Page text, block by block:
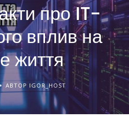
про IT-
вплив на
життя
АВТОР IGOR_HOST